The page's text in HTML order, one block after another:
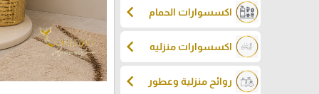
اكسسوارات الحمام chevron_left
اكسسوارات منزليه chevron_left
روائح منزلية وعطور chevron_left